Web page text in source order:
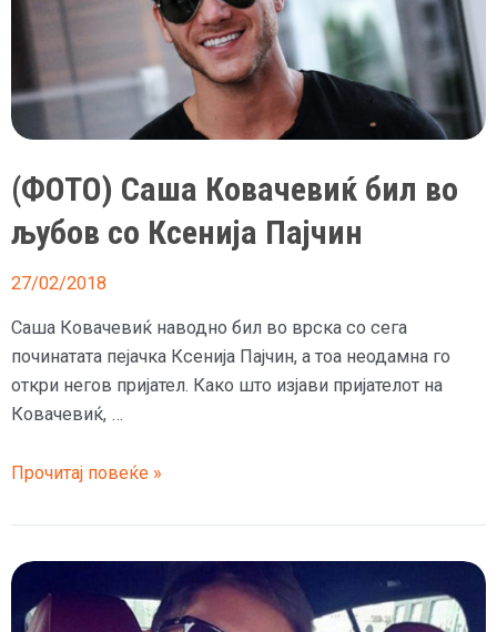
(ФОТО) Саша Ковачевиќ бил во
љубов со Ксенија Пајчин
27/02/2018
Саша Ковачевиќ наводно бил во врска со сега
починатата пејачка Ксенија Пајчин, а тоа неодамна го
откри негов пријател. Како што изјави пријателот на
Ковачевиќ, …
(ФОТО)
Ковачевиќ
бил
во
љубов
Прочитај повеќе »